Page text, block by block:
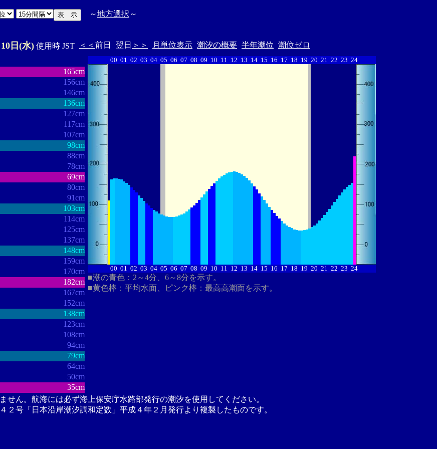
～地方選択 ～
日(水) 使用時 JST ＜＜ 前日 翌日 ＞＞ 月単位表示 潮汐の概要 半年潮位 潮位ゼロ
165cm
156cm
146cm
136cm
127cm
117cm
107cm
98cm
88cm
78cm
69cm
80cm
91cm
103cm
114cm
125cm
137cm
148cm
159cm
170cm
182cm
167cm
152cm
138cm
123cm
108cm
94cm
79cm
64cm
50cm
35cm
00 01 02 03 04 05 06 07 08 09 10 11 12 13 14 15 16 17 18 19 20 21 22 23 24
00 01 02 03 04 05 06 07 08 09 10 11 12 13 14 15 16 17 18 19 20 21 22 23 24
■潮の青色：2～4分、6～8分を示す。
■黄色棒：平均水面、ピンク棒：最高高潮面を示す。
せん。航海には必ず海上保安庁水路部発行の潮汐を使用してください。
号「日本沿岸潮汐調和定数」平成４年２月発行より複製したものです。